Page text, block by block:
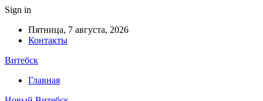
Sign in
Пятница, 7 августа, 2026
Контакты
Витебск
Главная